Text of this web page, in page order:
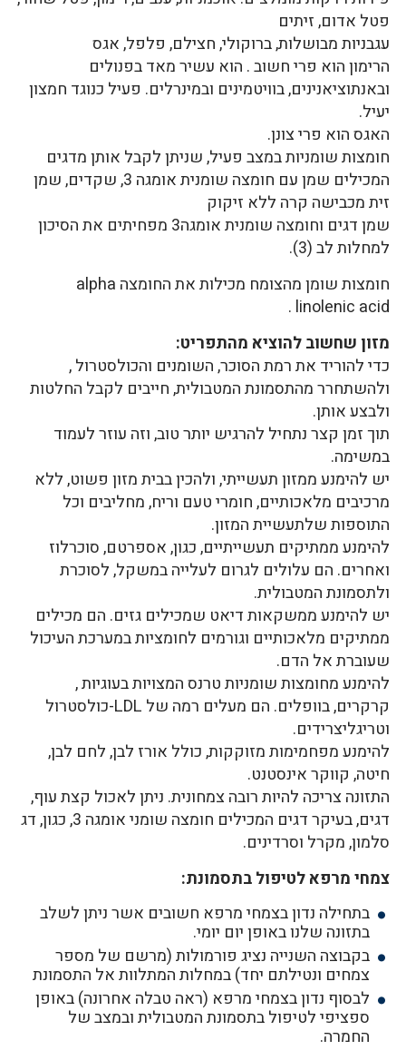
פטל אדום, זיתים
עגבניות מבושלות, ברוקולי, חצילם, פלפל, אגס
הרימון הוא פרי חשוב . הוא עשיר מאד בפנולים
ובאנתוציאנינים, בוויטמינים ובמינרלים. פעיל כנוגד חמצון
יעיל.
האגס הוא פרי צונן.
חומצות שומניות במצב פעיל, שניתן לקבל אותן מדגים
המכילים שמן עם חומצה שומנית אומגה 3, שקדים, שמן
זית מכבישה קרה ללא זיקוק
שמן דגים וחומצה שומנית אומגה3 מפחיתים את הסיכון
למחלות לב (3).
חומצות שומן מהצומח מכילות את החומצה alpha
linolenic acid .
מזון שחשוב להוציא מהתפריט:
כדי להוריד את רמת הסוכר, השומנים והכולסטרול ,
ולהשתחרר מהתסמונת המטבולית, חייבים לקבל החלטות
ולבצע אותן.
תוך זמן קצר נתחיל להרגיש יותר טוב, וזה עוזר לעמוד
במשימה.
יש להימנע ממזון תעשייתי, ולהכין בבית מזון פשוט, ללא
מרכיבים מלאכותיים, חומרי טעם וריח, מחליבים וכל
התוספות שלתעשיית המזון.
להימנע ממתיקים תעשייתיים, כגון, אספרטם, סוכרלוז
ואחרים. הם עלולים לגרום לעלייה במשקל, לסוכרת
ולתסמונת המטבולית.
יש להימנע ממשקאות דיאט שמכילים גזים. הם מכילים
ממתיקים מלאכותיים וגורמים לחומציות במערכת העיכול
שעוברת אל הדם.
להימנע מחומצות שומניות טרנס המצויות בעוגיות ,
קרקרים, בוופלים. הם מעלים רמה של LDL-כולסטרול
וטריגליצרידים.
להימנע מפחמימות מזוקקות, כולל אורז לבן, לחם לבן,
חיטה, קווקר אינסטנט.
התזונה צריכה להיות רובה צמחונית. ניתן לאכול קצת עוף,
דגים, בעיקר דגים המכילים חומצה שומני אומגה 3, כגון, דג
סלמון, מקרל וסרדינים.
צמחי מרפא לטיפול בתסמונת:
בתחילה נדון בצמחי מרפא חשובים אשר ניתן לשלב
בתזונה שלנו באופן יום יומי.
בקבוצה השנייה נציג פורמולות (מרשם של מספר
צמחים ונטילתם יחד) במחלות המתלוות אל התסמונת
לבסוף נדון בצמחי מרפא (ראה טבלה אחרונה) באופן
ספציפי לטיפול בתסמונת המטבולית ובמצב של
החמרה.